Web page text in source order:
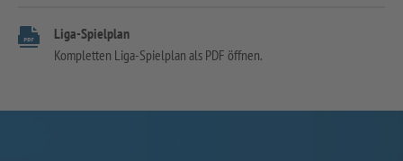
Liga-Spielplan
Kompletten Liga-Spielplan als PDF öffnen.